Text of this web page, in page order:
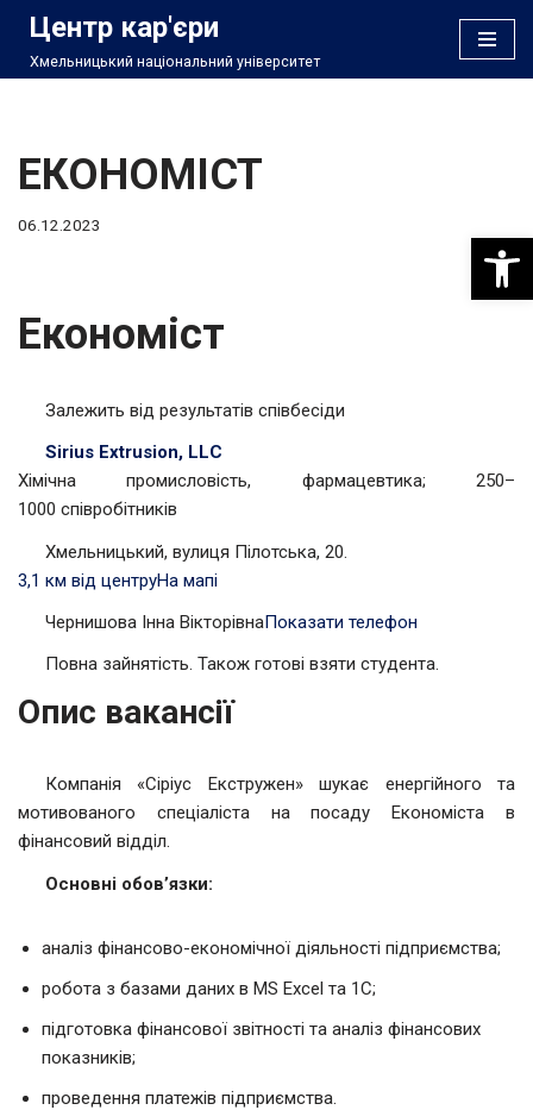
Перейти
Центр кар'єри
Хмельницький національний університет
ЕКОНОМІСТ
06.12.2023
Економіст
Залежить від результатів співбесіди
Sirius Extrusion, LLC
Хімічна промисловість, фармацевтика; 250–
1000 співробітників
Хмельницький, вулиця Пілотська, 20.
3,1 км від центруНа мапі
Чернишова Інна ВікторівнаПоказати телефон
Повна зайнятість. Також готові взяти студента.
Опис вакансії
Компанія «Сіріус Екстружен» шукає енергійного та
мотивованого спеціаліста на посаду Економіста в
фінансовий відділ.
Основні обов’язки:
аналіз фінансово-економічної діяльності підприємства;
робота з базами даних в MS Excel та 1C;
підготовка фінансової звітності та аналіз фінансових
показників;
проведення платежів підприємства.